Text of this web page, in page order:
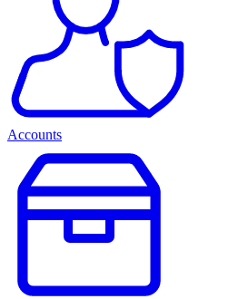
Accounts